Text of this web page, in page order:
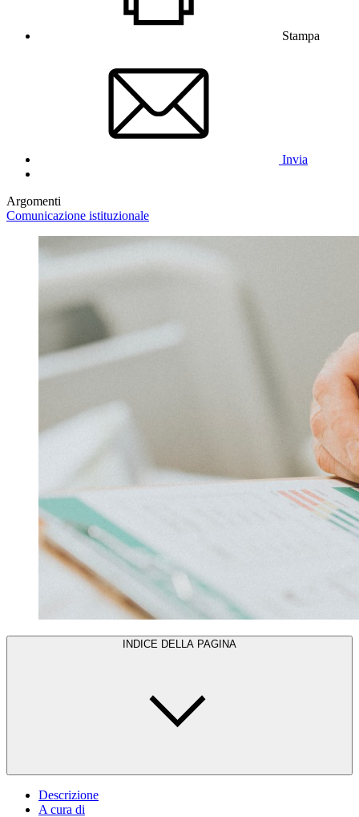
Stampa
Invia
Argomenti
Comunicazione istituzionale
INDICE DELLA PAGINA
Descrizione
A cura di